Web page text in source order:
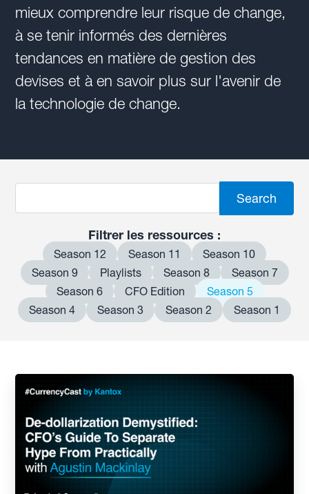
mieux comprendre leur risque de change,
à se tenir informés des dernières
tendances en matière de gestion des
devises et à en savoir plus sur l'avenir de
la technologie de change.
Filtrer les ressources :
Season 12 Season 11
Season 10
Season 9
Playlists Season 8
Season 7
Season 6
CFO Edition
Season 5
Season 4
Season 3 Season 2 Season 1